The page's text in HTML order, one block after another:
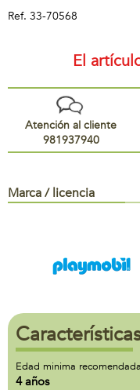
Ref. 33-70568
El
Atención al cliente
981937940
Marca / licencia
Edad minima recomendada
4 años